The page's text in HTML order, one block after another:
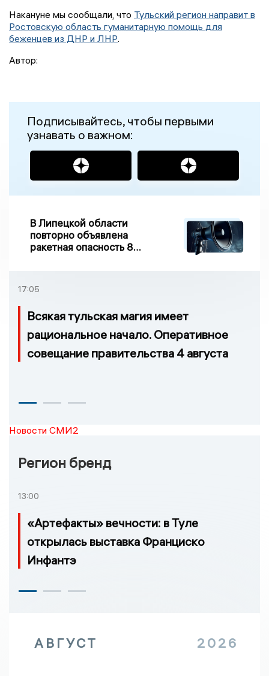
Накануне мы сообщали, что Тульский регион направит в
Ростовскую область гуманитарную помощь для
беженцев из ДНР и ЛНР.
Автор:
Подписывайтесь, чтобы первыми
узнавать о важном:
В Липецкой области
повторно объявлена
ракетная опасность 8
17:05
Всякая тульская магия имеет
рациональное начало. Оперативное
совещание правительства 4 августа
Новости СМИ2
Регион бренд
13:00
«Артефакты» вечности: в Туле
открылась выставка Франциско
Инфантэ
АВГУСТ 2026